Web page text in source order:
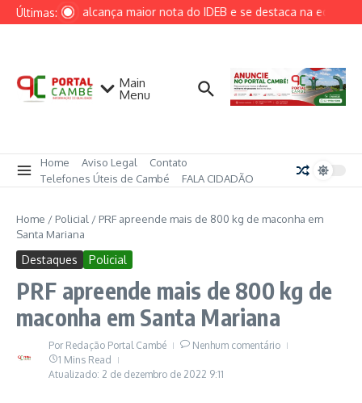
Ir para o conteúdo
Últimas:Cambé alcança maior nota do IDEB e se destaca na
Main
Menu
Home Aviso Legal
Contato
Telefones Úteis de Cambé
FALA CIDADÃO
Home / Policial / PRF apreende mais de 800 kg de maconha em
Santa Mariana
Destaques Policial
PRF apreende mais de 800 kg de
maconha em Santa Mariana
Por Redação Portal Cambé
Nenhum comentário
1 Mins Read
Atualizado: 2 de dezembro de 2022 9:11